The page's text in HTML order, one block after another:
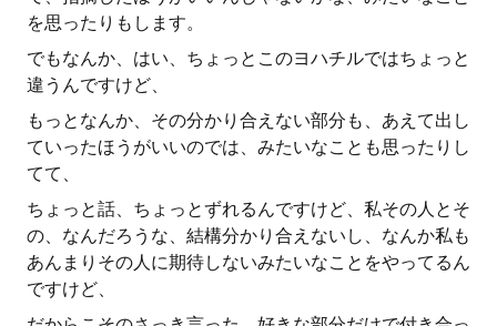
を思ったりもします。
でもなんか、はい、ちょっとこのヨハチルではちょっと
違うんですけど、
もっとなんか、その分かり合えない部分も、あえて出し
ていったほうがいいのでは、みたいなことも思ったりし
てて、
ちょっと話、ちょっとずれるんですけど、私その人とそ
の、なんだろうな、結構分かり合えないし、なんか私も
あんまりその人に期待しないみたいなことをやってるん
ですけど、